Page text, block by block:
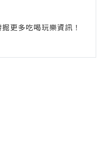
更多吃喝玩樂資訊！